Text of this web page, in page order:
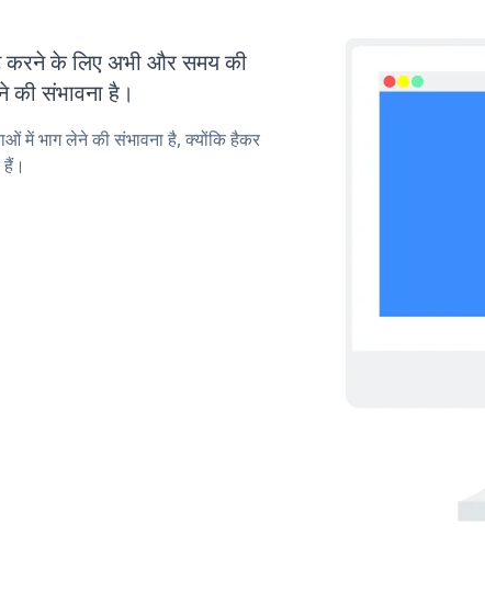
के लिए अभी और समय की
की संभावना है।
में भाग लेने की संभावना है, क्योंकि हैकर